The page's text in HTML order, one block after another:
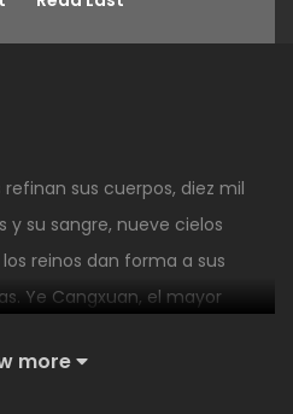
sus cuerpos, diez mil
y su sangre, nueve cielos
reinos dan forma a sus
Ye Cangxuan, el mayor
celestial, lo que llevó
more